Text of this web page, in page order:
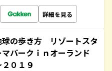
詳細を見る
の歩き方 リゾートスタ
パークｉｎオーランド
０１９